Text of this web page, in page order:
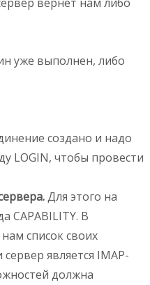
уже выполнен, либо
создано и надо
LOGIN, чтобы провести
Для этого на
CAPABILITY. В
список своих
является IMAP-
должна